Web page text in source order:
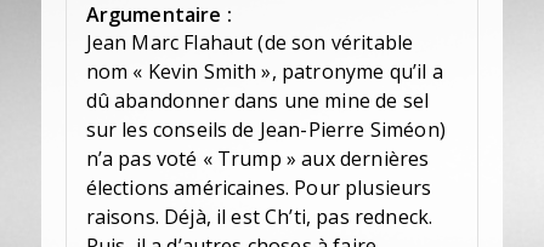
Argumentaire :
Jean Marc Flahaut (de son véritable
nom « Kevin Smith », patronyme qu’il a
dû abandonner dans une mine de sel
sur les conseils de Jean-Pierre Siméon)
n’a pas voté « Trump » aux dernières
élections américaines. Pour plusieurs
raisons. Déjà, il est Ch’ti, pas redneck.